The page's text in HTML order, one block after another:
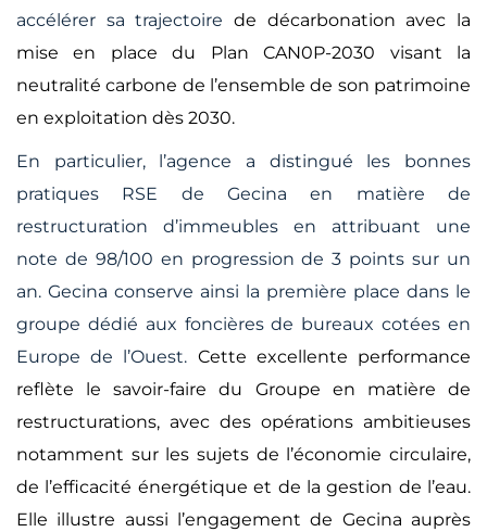
accélérer sa trajectoire de décarbonation avec la
mise en place du Plan CAN0P-2030 visant la
neutralité carbone de l’ensemble de son patrimoine
en exploitation dès 2030.
En particulier, l’agence a distingué les bonnes
pratiques RSE de Gecina en matière de
restructuration d’immeubles en attribuant une
note de 98/100 en progression de 3 points sur un
an. Gecina conserve ainsi la première place dans le
groupe dédié aux foncières de bureaux cotées en
Europe de l’Ouest. Cette excellente performance
reflète le savoir-faire du Groupe en matière de
restructurations, avec des opérations ambitieuses
notamment sur les sujets de l’économie circulaire,
de l’efficacité énergétique et de la gestion de l’eau.
Elle illustre aussi l’engagement de Gecina auprès